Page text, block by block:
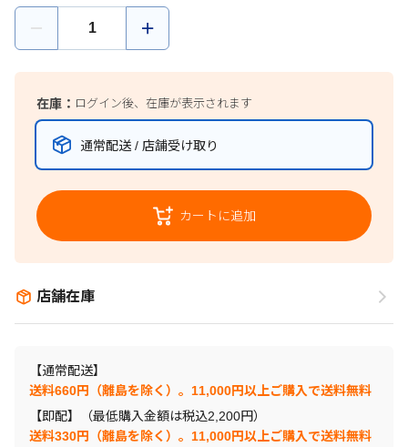
在庫： ログイン後、在庫が表示されます
通常配送 / 店舗受け取り
カートに追加
店舗在庫
【通常配送】
送料660円（離島を除く）。11,000円以上ご購入で送料無料
【即配】（最低購入金額は税込2,200円）
送料330円（離島を除く）。11,000円以上ご購入で送料無料